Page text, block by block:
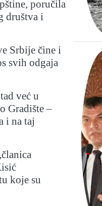
poručila
društva i
Srbije čine i
svih odgaja
već u
Gradište –
i na taj
koje su